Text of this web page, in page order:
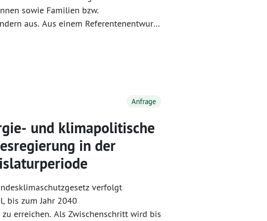
Projektes zur
von Schwangeren ohne
sowie Familien bzw.
aus. Aus einem Referentenentwurf
beim Wohngeld bis zu 1,5
einsparen möchte.
Heizkostenkomponente. Durch die
rund 163 000 Haushalte in die
(SGB II und SGB XII)
Anfrage
und klimapolitische
in der
verfolgt
bis zum Jahr 2040
erreichen. Als Zwischenschritt wird bis